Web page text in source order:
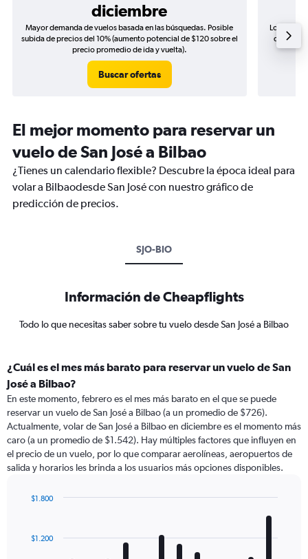
diciembre
Mayor demanda de vuelos basada en las búsquedas. Posible
subida de precios del 10% (aumento potencial de $120 sobre el
precio promedio de ida y vuelta).
Buscar ofertas
Los
de
El mejor momento para reservar un
vuelo de San José a Bilbao
¿Tienes un calendario flexible? Descubre la época ideal para
volar a Bilbaodesde San José con nuestro gráfico de
predicción de precios.
SJO-BIO
Información de Cheapflights
Todo lo que necesitas saber sobre tu vuelo desde San José a Bilbao
¿Cuál es el mes más barato para reservar un vuelo de San
José a Bilbao?
En este momento, febrero es el mes más barato en el que se puede
reservar un vuelo de San José a Bilbao (a un promedio de $726).
Actualmente, volar de San José a Bilbao en diciembre es el momento más
caro (a un promedio de $1.542). Hay múltiples factores que influyen en
el precio de un vuelo, por lo que comparar aerolíneas, aeropuertos de
salida y horarios les brinda a los usuarios más opciones disponibles.
with
12
$1.200
$1.800